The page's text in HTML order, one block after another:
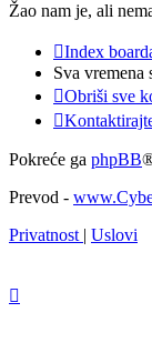
Žao nam je, ali
Index
Sva
Obriši sve
Pokreće ga phpBB
Prevod -
Privatnost | Uslovi